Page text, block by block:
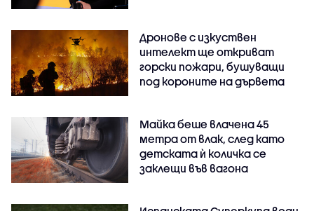
Дронове с изкуствен
интелект ще откриват
горски пожари, бушуващи
под короните на дървета
Майка беше влачена 45
метра от влак, след като
детската ѝ количка се
заклещи във вагона